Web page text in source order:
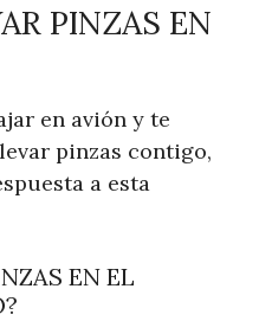
PINZAS EN
en avión y te
pinzas contigo,
a esta
EN EL